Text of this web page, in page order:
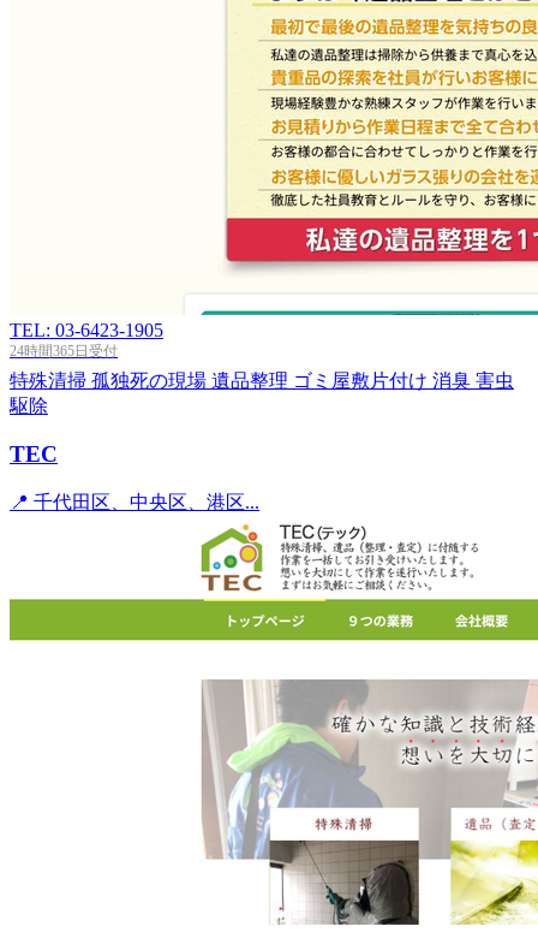
TEL: 03-6423-1905
24時間365日受付
特殊清掃 孤独死の現場 遺品整理 ゴミ屋敷片付け 消臭 害虫
駆除
TEC
📍 千代田区、中央区、港区...